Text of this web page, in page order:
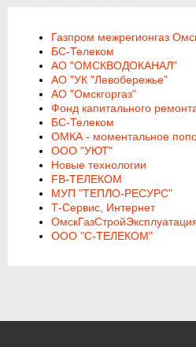
Газпром межрегионгаз
БС-Телеком
АО "ОМСКВОДОКАНАЛ"
АО "УК "Левобережье"
АО "Омскгоргаз"
Фонд капитального
БС-Телеком
ОМКА - моментальное
ООО "УЮТ"
Новые технологии
FB-ТЕЛЕКОМ
МУП "ТЕПЛО-РЕСУРС"
Т-Сервис, Интернет
ООО "С-ТЕЛЕКОМ"